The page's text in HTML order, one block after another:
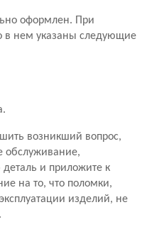
оформлен. При
в нем указаны следующие
возникший вопрос,
обслуживание,
и приложите к
на то, что поломки,
изделий, не